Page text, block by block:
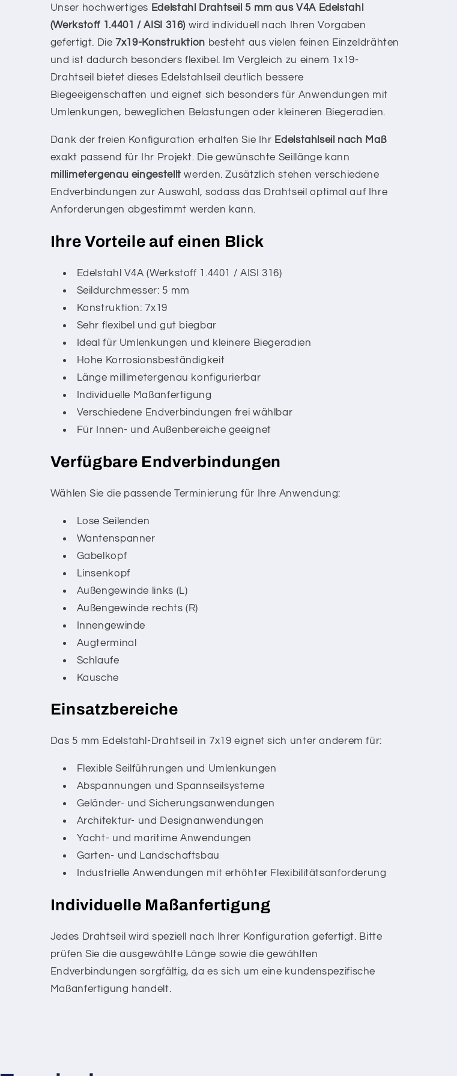
Unser hochwertiges Edelstahl Drahtseil 5 mm aus V4A Edelstahl
(Werkstoff 1.4401 / AISI 316) wird individuell nach Ihren Vorgaben
gefertigt. Die 7x19-Konstruktion besteht aus vielen feinen Einzeldrähten
und ist dadurch besonders flexibel. Im Vergleich zu einem 1x19-
Drahtseil bietet dieses Edelstahlseil deutlich bessere
Biegeeigenschaften und eignet sich besonders für Anwendungen mit
Umlenkungen, beweglichen Belastungen oder kleineren Biegeradien.
Dank der freien Konfiguration erhalten Sie Ihr Edelstahlseil nach Maß
exakt passend für Ihr Projekt. Die gewünschte Seillänge kann
millimetergenau eingestellt werden. Zusätzlich stehen verschiedene
Endverbindungen zur Auswahl, sodass das Drahtseil optimal auf Ihre
Anforderungen abgestimmt werden kann.
Ihre Vorteile auf einen Blick
Edelstahl V4A (Werkstoff 1.4401 / AISI 316)
Seildurchmesser: 5 mm
Konstruktion: 7x19
Sehr flexibel und gut biegbar
Ideal für Umlenkungen und kleinere Biegeradien
Hohe Korrosionsbeständigkeit
Länge millimetergenau konfigurierbar
Individuelle Maßanfertigung
Verschiedene Endverbindungen frei wählbar
Für Innen- und Außenbereiche geeignet
Verfügbare Endverbindungen
Wählen Sie die passende Terminierung für Ihre Anwendung:
Lose Seilenden
Wantenspanner
Gabelkopf
Linsenkopf
Außengewinde links (L)
Außengewinde rechts (R)
Innengewinde
Augterminal
Schlaufe
Kausche
Einsatzbereiche
Das 5 mm Edelstahl-Drahtseil in 7x19 eignet sich unter anderem für:
Flexible Seilführungen und Umlenkungen
Abspannungen und Spannseilsysteme
Geländer- und Sicherungsanwendungen
Architektur- und Designanwendungen
Yacht- und maritime Anwendungen
Garten- und Landschaftsbau
Industrielle Anwendungen mit erhöhter Flexibilitätsanforderung
Individuelle Maßanfertigung
Jedes Drahtseil wird speziell nach Ihrer Konfiguration gefertigt. Bitte
prüfen Sie die ausgewählte Länge sowie die gewählten
Endverbindungen sorgfältig, da es sich um eine kundenspezifische
Maßanfertigung handelt.